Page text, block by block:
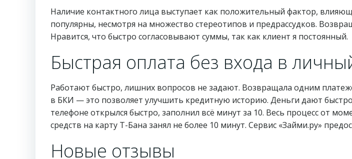
Наличие контактного лица выступает как положительный фактор,
популярны, несмотря на множество стереотипов и предрассудков.
Нравится, что быстро согласовывают суммы, так как клиент я постоянный.
Быстрая оплата без входа в
Работают быстро, лишних вопросов не задают. Возвращала одним
в БКИ — это позволяет улучшить кредитную историю. Деньги дают
телефоне открылся быстро, заполнил всё минут за 10. Весь процесс от
средств на карту Т-Бана занял не более 10 минут. Сервис «Займи.ру»
Новые отзывы